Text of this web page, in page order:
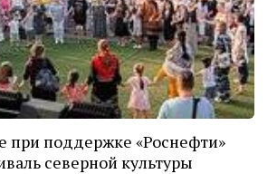
при поддержке «Роснефти»
северной культуры